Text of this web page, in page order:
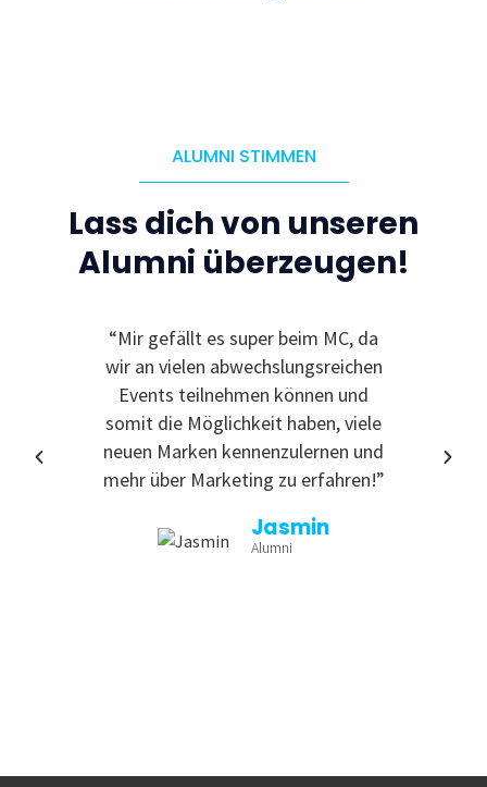
ALUMNI STIMMEN
Lass dich von unseren
Alumni überzeugen!
“Mir gefällt es super beim MC, da
wir an vielen abwechslungsreichen
Events teilnehmen können und
somit die Möglichkeit haben, viele
neuen Marken kennenzulernen und
mehr über Marketing zu erfahren!”
Jasmin
Alumni